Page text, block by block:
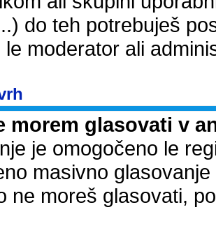
do teh potrebuješ
le moderator ali
morem glasovati v
je omogočeno le
masivno
ne moreš glasovati,